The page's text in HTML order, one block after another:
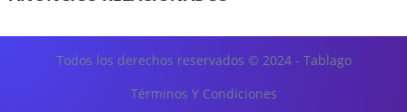
Todos los derechos reservados © 2024 - Tablago
Términos Y Condiciones